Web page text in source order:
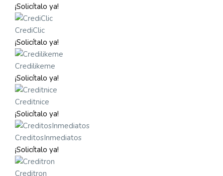
¡Solicítalo ya!
CrediClic
¡Solicítalo ya!
Credilikeme
¡Solicítalo ya!
Creditnice
¡Solicítalo ya!
CreditosInmediatos
¡Solicítalo ya!
Creditron